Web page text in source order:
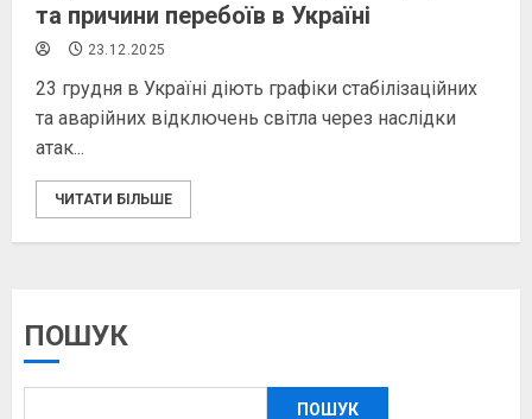
та причини перебоїв в Україні
23.12.2025
23 грудня в Україні діють графіки стабілізаційних
та аварійних відключень світла через наслідки
атак...
ЧИТАТИ БІЛЬШЕ
ПОШУК
ПОШУК